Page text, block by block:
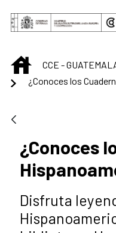
Saltar al contenido
INICIO
CCE -
¿Conoces los
¿Conoces
Disfruta